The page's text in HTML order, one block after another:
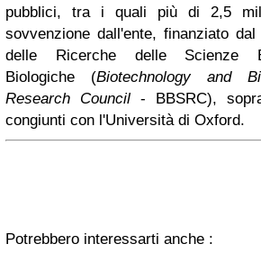
pubblici, tra i quali più di 2,5
sovvenzione dall'ente, finanziato
delle Ricerche delle Scienze
Biologiche (Biotechnology and
Research Council - BBSRC),
congiunti con l'Università di Oxford.
Potrebbero interessarti anche :